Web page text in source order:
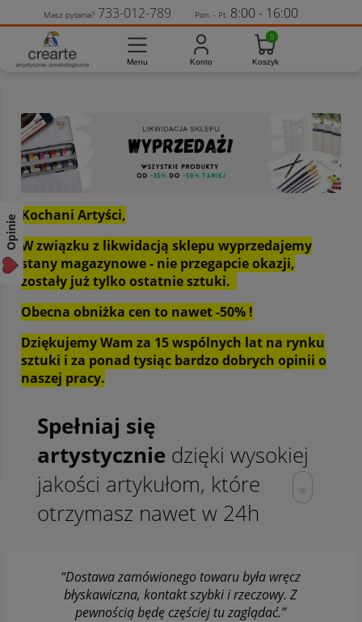
Kochani Artyści,
W związku z likwidacją sklepu wyprzedajemy
stany magazynowe - nie przegapcie okazji,
zostały już tylko ostatnie sztuki.
Obecna obniżka cen to nawet -50% !
Dziękujemy Wam za 15 wspólnych lat na rynku
sztuki i za ponad tysiąc bardzo dobrych opinii o
naszej pracy.
Spełniaj się
artystycznie dzięki wysokiej
jakości artykułom, które
otrzymasz nawet w 24h
“Dostawa zamówionego towaru była wręcz
błyskawiczna, kontakt szybki i rzeczowy. Z
pewnością będę częściej tu zaglądać.”
Masz pytania? 733-012-789 Pon. - Pt. 8:00 - 16:00
Opinie